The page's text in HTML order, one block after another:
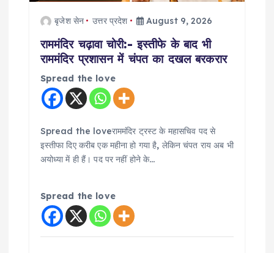
बृजेश सेन उत्तर प्रदेश August 9, 2026
राममंदिर चढ़ावा चोरी:- इस्तीफे के बाद भी
राममंदिर प्रशासन में चंपत का दखल बरकरार
Spread the love
Spread the loveराममंदिर ट्रस्ट के महासचिव पद से
इस्तीफा दिए करीब एक महीना हो गया है, लेकिन चंपत राय अब भी
अयोध्या में ही हैं। पद पर नहीं होने के…
Spread the love